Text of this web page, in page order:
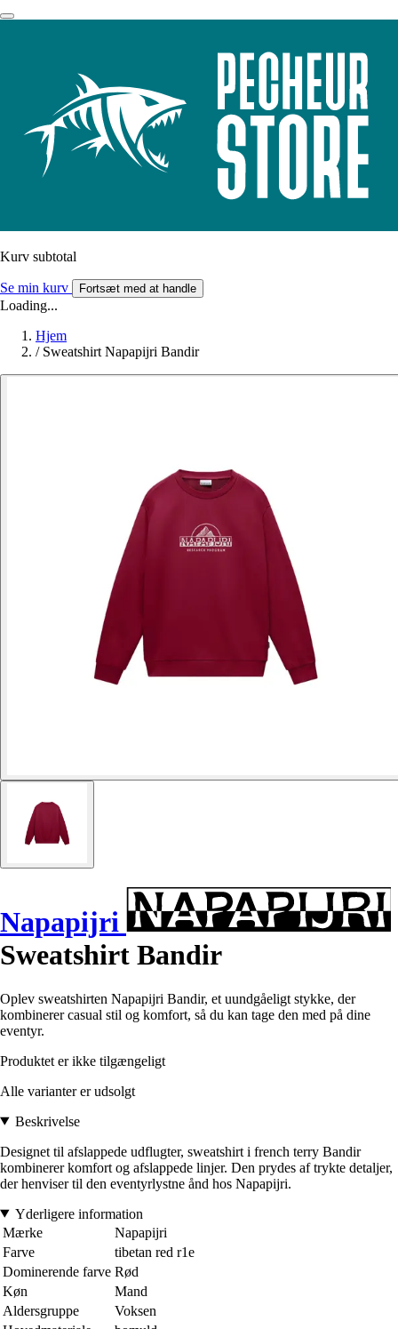
Kurv subtotal
Se min kurv Fortsæt med at handle
Loading...
Hjem
/ Sweatshirt Napapijri Bandir
Napapijri
Sweatshirt Bandir
Oplev sweatshirten Napapijri Bandir, et uundgåeligt stykke, der
kombinerer casual stil og komfort, så du kan tage den med på dine
eventyr.
Produktet er ikke tilgængeligt
Alle varianter er udsolgt
Beskrivelse
Designet til afslappede udflugter, sweatshirt i french terry Bandir
kombinerer komfort og afslappede linjer. Den prydes af trykte detaljer,
der henviser til den eventyrlystne ånd hos Napapijri.
Yderligere information
Mærke
Napapijri
Farve
tibetan red r1e
Dominerende farve Rød
Køn
Mand
Aldersgruppe
Voksen